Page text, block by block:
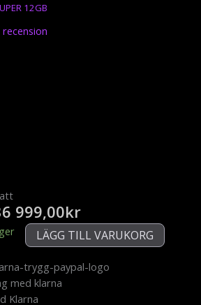
12GB
recension
999,00krDet
nuvarande
priset
är:
36
Redo
för
spel
direkt
i7
LÄGG TILL VARUKORG
med klarna
Klarna